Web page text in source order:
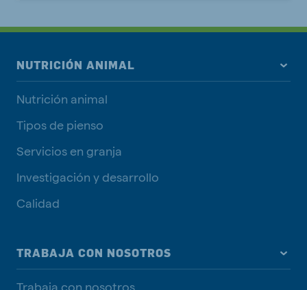
NUTRICIÓN ANIMAL
Nutrición animal
Tipos de pienso
Servicios en granja
Investigación y desarrollo
Calidad
TRABAJA CON NOSOTROS
Trabaja con nosotros